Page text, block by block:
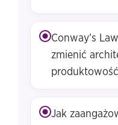
Conway’s
zmienić
Jak